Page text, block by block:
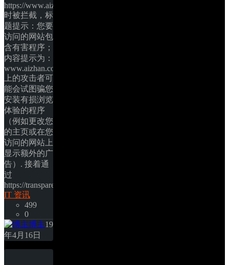
https://www.aizhan.com
时被拦截，标
题提示：您要
访问的网站包
含有害程序；
内容提示为：
www.aizhan.com
上的攻击者可
能会试图骗您
安装有损浏览
体验的程序
（例如更改您
的主页或在您
访问的网站上
显示额外的广
告）. 接着通
过
https://transparencyreport.googl…
IT 资讯
499
0
博主19
年4月16日